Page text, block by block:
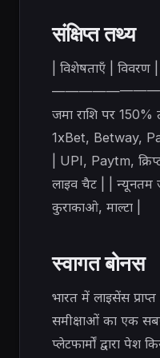
संक्षिप्त तथ्य
| विशेषताएँ |
——————————|
जमा राशि पर 150%
1xBet, Betway,
| UPI, Paytm,
लाइव चैट | | न्यूनतम
कुराकाओ, माल्टा |
स्वागत बोनस
भारत में लाइसेंस
समीक्षाओं का एक
प्लेटफार्मों द्वारा पेश